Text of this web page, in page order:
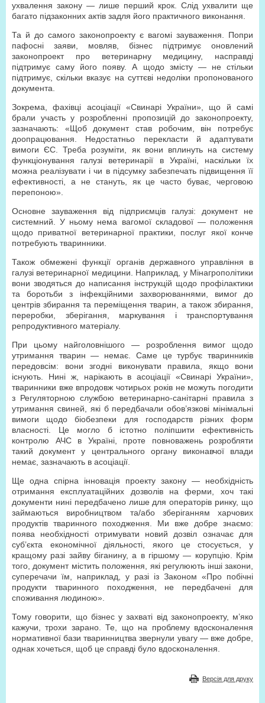
ухвалення закону — лише перший крок. Слід ухвалити ще
багато підзаконних актів задля його практичного виконання.
Та й до самого законопроекту є вагомі зауваження. Попри
пафосні заяви, мовляв, бізнес підтримує оновлений
законопроект про ветеринарну медицину, насправді
підтримує саму його появу. А щодо змісту — не стільки
підтримує, скільки вказує на суттєві недоліки пропонованого
документа.
Зокрема, фахівці асоціації «Свинарі України», що й самі
брали участь у розробленні пропозицій до законопроекту,
зазначають: «Щоб документ став робочим, він потребує
доопрацювання. Недостатньо перекласти й адаптувати
вимоги ЄС. Треба розуміти, як вони вплинуть на систему
функціонування галузі ветеринарії в Україні, наскільки їх
можна реалізувати і чи в підсумку забезпечать підвищення її
ефективності, а не стануть, як це часто буває, черговою
перепоною».
Основне зауваження від підприємців галузі: документ не
системний. У ньому нема вагомої складової — положення
щодо приватної ветеринарної практики, послуг якої конче
потребують тваринники.
Також обмежені функції органів державного управління в
галузі ветеринарної медицини. Наприклад, у Мінагрополітики
вони зводяться до написання інструкцій щодо профілактики
та боротьби з інфекційними захворюваннями, вимог до
центрів збирання та переміщення тварин, а також збирання,
переробки, зберігання, маркування і транспортування
репродуктивного матеріалу.
При цьому найголовнішого — розроблення вимог щодо
утримання тварин — немає. Саме це турбує тваринників
передовсім: вони згодні виконувати правила, якщо вони
існують. Нині ж, нарікають в асоціації «Свинарі України»,
тваринники вже впродовж чотирьох років не можуть погодити
з Регуляторною службою ветеринарно-санітарні правила з
утримання свиней, які б передбачали обов’язкові мінімальні
вимоги щодо біобезпеки для господарств різних форм
власності. Це могло б істотно поліпшити ефективність
контролю АЧС в Україні, проте повноважень розробляти
такий документ у центрального органу виконавчої влади
немає, зазначають в асоціації.
Ще одна спірна інновація проекту закону — необхідність
отримання експлуатаційних дозволів на ферми, хоч такі
документи нині передбачено лише для операторів ринку, що
займаються виробництвом та/або зберіганням харчових
продуктів тваринного походження. Ми вже добре знаємо:
поява необхідності отримувати новий дозвіл означає для
суб’єкта економічної діяльності, якого це стосується, у
кращому разі зайву біганину, а в гіршому — корупцію. Крім
того, документ містить положення, які регулюють інші закони,
суперечачи їм, наприклад, у разі із Законом «Про побічні
продукти тваринного походження, не передбачені для
споживання людиною».
Тому говорити, що бізнес у захваті від законопроекту, м’яко
кажучи, трохи зарано. Те, що на проблему вдосконалення
нормативної бази тваринництва звернули увагу — вже добре,
однак хочеться, щоб це справді було вдосконалення.
Версія для друку